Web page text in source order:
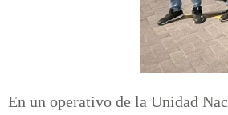
En un operativo de la Unidad